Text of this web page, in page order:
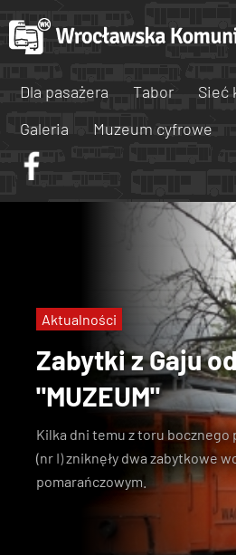
Dla pasażera Tabor
Sieć
Galeria
Muzeum cyfrowe
Zabytki z Gaju
"MUZEUM"
Kilka dni temu z toru bocznego
(nr I)zniknęły dwa zabytkowe
pomarańczowym
Aktualności